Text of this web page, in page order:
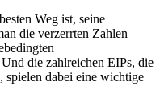
Weg ist, seine
die verzerrten Zahlen
die zahlreichen EIPs, die
spielen dabei eine wichtige